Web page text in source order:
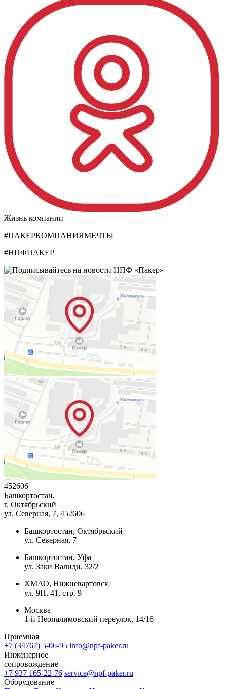
Жизнь компании
#ПАКЕРКОМПАНИЯМЕЧТЫ
#НПФПАКЕР
452606
Башкортостан,
г. Октябрьский
ул. Северная, 7, 452606
Башкортостан, Октябрьский
ул. Северная, 7
Башкортостан, Уфа
ул. Заки Валиди, 32/2
ХМАО, Нижневартовск
ул. 9П, 41, стр. 9
Москва
1-й Неопалимовский переулок, 14/16
Приемная
+7 (34767) 5-06-95 info@npf-paker.ru
Инженерное
сопровождение
+7 937 165-22-76 service@npf-paker.ru
Оборудование